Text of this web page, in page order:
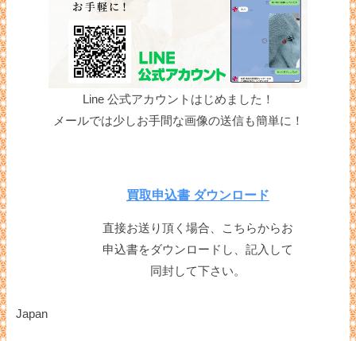
Line 公式アカウントはじめました！
メールでは少しお手間な画像の送信も簡単に！
買取申込書 ダウンロード
直接お送り頂く場合、こちらからお
申込書をダウンロードし、記入して
同封して下さい。
Japan